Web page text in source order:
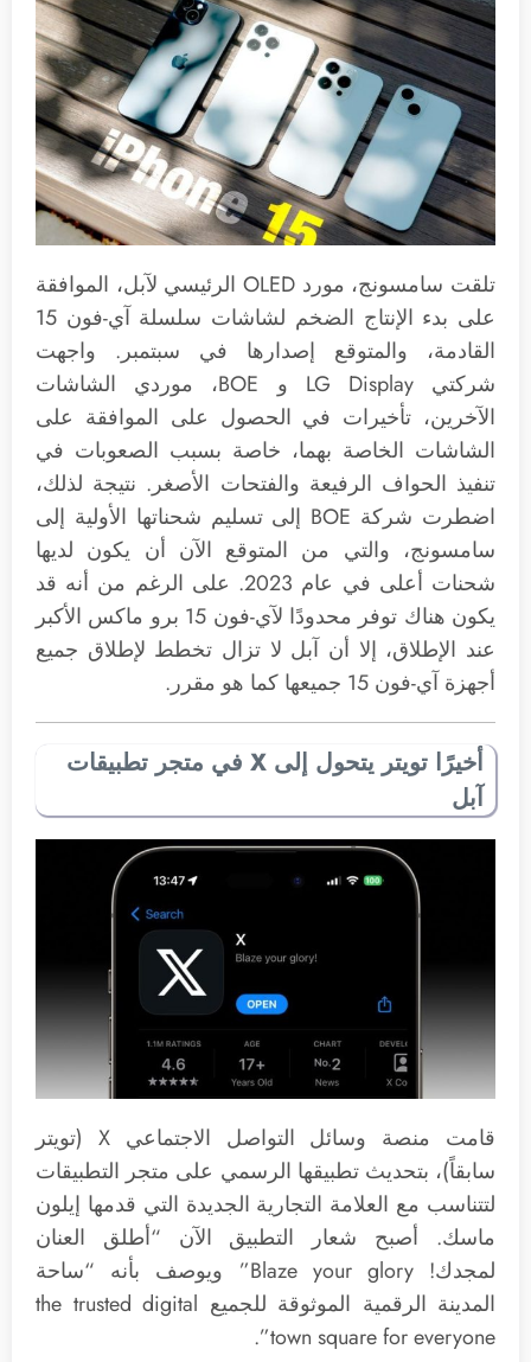
تلقت سامسونج، مورد OLED الرئيسي لآبل، الموافقة
على بدء الإنتاج الضخم لشاشات سلسلة آي-فون 15
القادمة، والمتوقع إصدارها في سبتمبر. واجهت
شركتي LG Display و BOE، موردي الشاشات
الآخرين، تأخيرات في الحصول على الموافقة على
الشاشات الخاصة بهما، خاصة بسبب الصعوبات في
تنفيذ الحواف الرفيعة والفتحات الأصغر. نتيجة لذلك،
اضطرت شركة BOE إلى تسليم شحناتها الأولية إلى
سامسونج، والتي من المتوقع الآن أن يكون لديها
شحنات أعلى في عام 2023. على الرغم من أنه قد
يكون هناك توفر محدودًا لآي-فون 15 برو ماكس الأكبر
عند الإطلاق، إلا أن آبل لا تزال تخطط لإطلاق جميع
أجهزة آي-فون 15 جميعها كما هو مقرر.
أخيرًا تويتر يتحول إلى X في متجر تطبيقات
آبل
قامت منصة وسائل التواصل الاجتماعي X (تويتر
سابقاً)، بتحديث تطبيقها الرسمي على متجر التطبيقات
لتتناسب مع العلامة التجارية الجديدة التي قدمها إيلون
ماسك. أصبح شعار التطبيق الآن “أطلق العنان
لمجدك! Blaze your glory” ويوصف بأنه “ساحة
المدينة الرقمية الموثوقة للجميع the trusted digital
town square for everyone”.